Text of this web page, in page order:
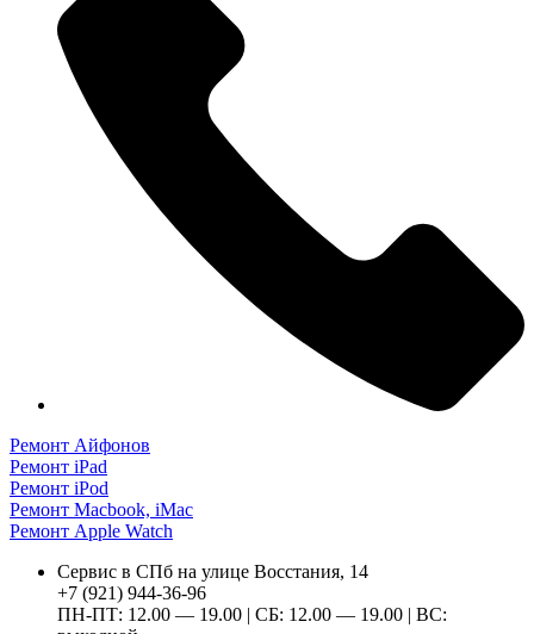
Ремонт Айфонов
Ремонт iPad
Ремонт iPod
Ремонт Macbook, iMac
Ремонт Apple Watch
Сервис в СПб на улице Восстания, 14
+7 (921) 944-36-96
ПН-ПТ: 12.00 — 19.00 | СБ: 12.00 — 19.00 | ВС: